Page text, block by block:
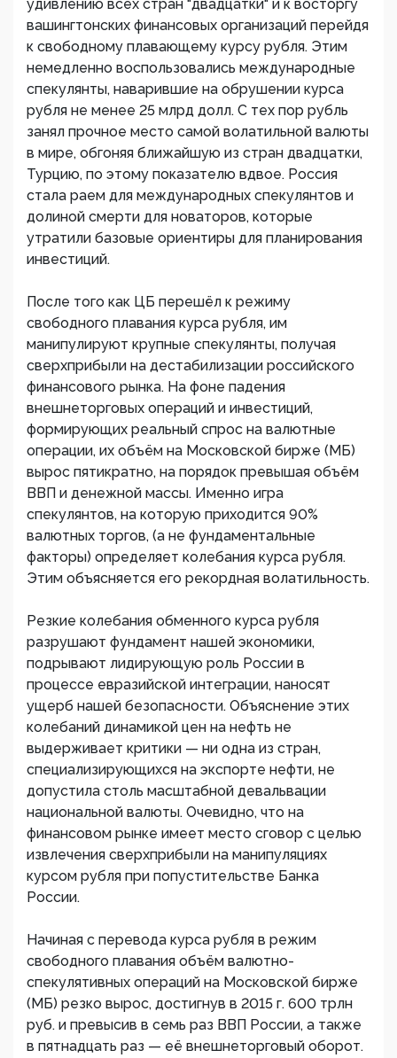
удивлению всех стран "двадцатки" и к восторгу
вашингтонских финансовых организаций перейдя
к свободному плавающему курсу рубля. Этим
немедленно воспользовались международные
спекулянты, наварившие на обрушении курса
рубля не менее 25 млрд долл. С тех пор рубль
занял прочное место самой волатильной валюты
в мире, обгоняя ближайшую из стран двадцатки,
Турцию, по этому показателю вдвое. Россия
стала раем для международных спекулянтов и
долиной смерти для новаторов, которые
утратили базовые ориентиры для планирования
инвестиций.
После того как ЦБ перешёл к режиму
свободного плавания курса рубля, им
манипулируют крупные спекулянты, получая
сверхприбыли на дестабилизации российского
финансового рынка. На фоне падения
внешнеторговых операций и инвестиций,
формирующих реальный спрос на валютные
операции, их объём на Московской бирже (МБ)
вырос пятикратно, на порядок превышая объём
ВВП и денежной массы. Именно игра
спекулянтов, на которую приходится 90%
валютных торгов, (а не фундаментальные
факторы) определяет колебания курса рубля.
Этим объясняется его рекордная волатильность.
Резкие колебания обменного курса рубля
разрушают фундамент нашей экономики,
подрывают лидирующую роль России в
процессе евразийской интеграции, наносят
ущерб нашей безопасности. Объяснение этих
колебаний динамикой цен на нефть не
выдерживает критики — ни одна из стран,
специализирующихся на экспорте нефти, не
допустила столь масштабной девальвации
национальной валюты. Очевидно, что на
финансовом рынке имеет место сговор с целью
извлечения сверхприбыли на манипуляциях
курсом рубля при попустительстве Банка
России.
Начиная с перевода курса рубля в режим
свободного плавания объём валютно-
спекулятивных операций на Московской бирже
(МБ) резко вырос, достигнув в 2015 г. 600 трлн
руб. и превысив в семь раз ВВП России, а также
в пятнадцать раз — её внешнеторговый оборот.